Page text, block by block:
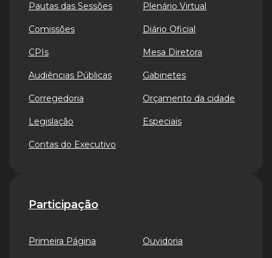
Pautas das Sessões
Comissões
CPIs
Audiências Públicas
Corregedoria
Legislação
Contas do Executivo
Plenário Virtual
Diário Oficial
Mesa Diretora
Gabinetes
Orçamento da cidade
Especiais
Participação
Primeira Página Ouvidoria